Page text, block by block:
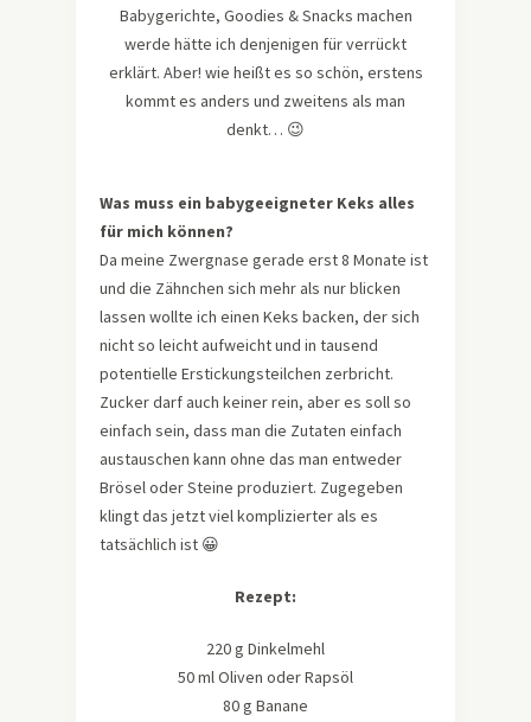
Babygerichte, Goodies & Snacks machen
werde hätte ich denjenigen für verrückt
erklärt. Aber! wie heißt es so schön, erstens
kommt es anders und zweitens als man
denkt… 😉
Was muss ein babygeeigneter Keks alles
für mich können?
Da meine Zwergnase gerade erst 8 Monate ist
und die Zähnchen sich mehr als nur blicken
lassen wollte ich einen Keks backen, der sich
nicht so leicht aufweicht und in tausend
potentielle Erstickungsteilchen zerbricht.
Zucker darf auch keiner rein, aber es soll so
einfach sein, dass man die Zutaten einfach
austauschen kann ohne das man entweder
Brösel oder Steine produziert. Zugegeben
klingt das jetzt viel komplizierter als es
tatsächlich ist 😀
Rezept:
220 g Dinkelmehl
50 ml Oliven oder Rapsöl
80 g Banane